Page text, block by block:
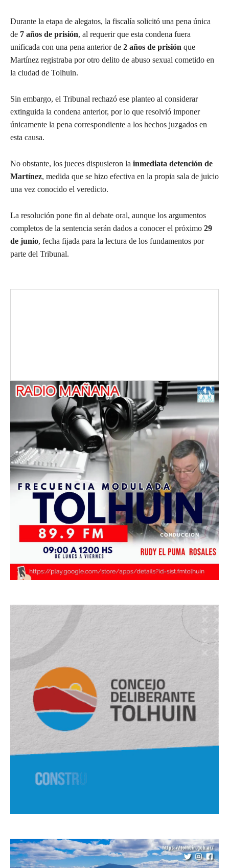
Durante la etapa de alegatos, la fiscalía solicitó una pena única
de 7 años de prisión, al requerir que esta condena fuera
unificada con una pena anterior de 2 años de prisión que
Martínez registraba por otro delito de abuso sexual cometido en
la ciudad de Tolhuin.
Sin embargo, el Tribunal rechazó ese planteo al considerar
extinguida la condena anterior, por lo que resolvió imponer
únicamente la pena correspondiente a los hechos juzgados en
esta causa.
No obstante, los jueces dispusieron la inmediata detención de
Martínez, medida que se hizo efectiva en la propia sala de juicio
una vez conocido el veredicto.
La resolución pone fin al debate oral, aunque los argumentos
completos de la sentencia serán dados a conocer el próximo 29
de junio, fecha fijada para la lectura de los fundamentos por
parte del Tribunal.